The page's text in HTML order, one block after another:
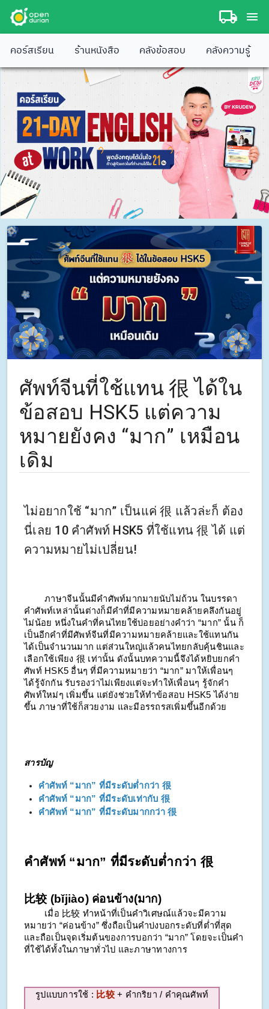
คอร์สเรียน ร้านหนังสือ คลังข้อสอบ คลังความรู้
ศัพท์จีนที่ใช้แทน 很 ได้ใน
ข้อสอบ HSK5 แต่ความ
หมายยังคง “มาก” เหมือน
เดิม
ไม่อยากใช้ “มาก” เป็นแค่ 很 แล้วล่ะก็ ต้อง
นี่เลย 10 คำศัพท์ HSK5 ที่ใช้แทน 很 ได้ แต่
ความหมายไม่เปลี่ยน!
ภาษาจีนนั้นมีคำศัพท์มากมายนับไม่ถ้วน ในบรรดา
คำศัพท์เหล่านั้นต่างก็มีคำที่มีความหมายคล้ายคลึงกันอยู่
ไม่น้อย หนึ่งในคำที่คนไทยใช้บ่อยอย่างคำว่า “มาก” นั้น ก็
เป็นอีกคำที่มีศัพท์จีนที่มีความหมายคล้ายและใช้แทนกัน
ได้เป็นจำนวนมาก แต่ส่วนใหญ่แล้วคนไทยกลับคุ้นชินและ
เลือกใช้เพียง 很 เท่านั้น ดังนั้นบทความนี้จึงได้หยิบยกคำ
ศัพท์ HSK5 อื่นๆ ที่มีความหมายว่า “มาก” มาให้เพื่อนๆ
ได้รู้จักกัน รับรองว่าไม่เพียงแต่จะทำให้เพื่อนๆ รู้จักคำ
ศัพท์ใหม่ๆ เพิ่มขึ้น แต่ยังช่วยให้ทำข้อสอบ HSK5 ได้ง่าย
ขึ้น ภาษาที่ใช้ก็สวยงาม และมีอรรถรสเพิ่มขึ้นอีกด้วย
สารบัญ
คำศัพท์​ “มาก” ที่มีระดับต่ำกว่า 很
คำศัพท์​ “มาก” ที่มีระดับเท่ากับ 很
คำศัพท์​ “มาก” ที่มีระดับมากกว่า 很
คำศัพท์​ “มาก” ที่มีระดับต่ำกว่า 很
比较 (bǐjiào) ค่อนข้าง(มาก)
เมื่อ 比较 ทำหน้าที่เป็นคำวิเศษณ์แล้วจะมีความ
หมายว่า “ค่อนข้าง” ซึ่งถือเป็นคำบ่งบอกระดับที่ต่ำที่สุด
และถือเป็นจุดเริ่มต้นของการบอกว่า “มาก” โดยจะเป็นคำ
ที่ใช้ได้ทั้งในภาษาทั่วไป และภาษาทางการ
รูปแบบการใช้ : 比较+ คำกริยา / คำคุณศัพท์